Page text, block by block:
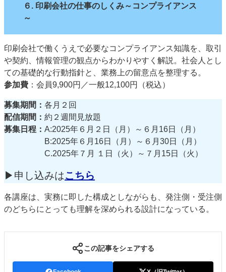
６. 印刷会社の仕事のしくみ～コンプライアンス
～
印刷会社で働くうえで必要なコンプライアンス知識を、取引
や契約、情報管理の観点からわかりやすく解説。社会人とし
ての基礎的な行動指針と、業務上の留意点を整理する。
参加費 ：会員9,900円／一般12,100円（税込）
募集期間： 各月２回
配信期間： 約２週間見放題
募集日程： A:2025年６月２日（月）～６月16日（月）
B:2025年６月16日（月）～６月30日（月）
C.2025年７月 １日（火）～７月15日（火）
▶申し込みはこちら
各講座は、実務に即した構成としながらも、発注側・受注側
のどちらにとっても理解を深められる設計になっている。
この記事をシェアする